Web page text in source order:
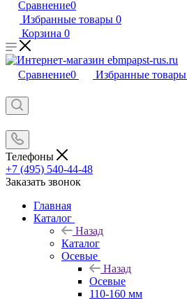
Сравнение0
Избранные товары 0
Корзина 0
Сравнение0 Избранные товары
Телефоны
+7 (495) 540-44-48
Заказать звонок
Главная
Каталог
Назад
Каталог
Осевые
Назад
Осевые
110-160 мм